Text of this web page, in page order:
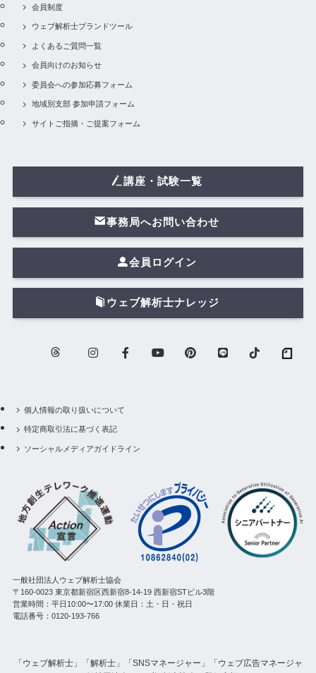
会員制度
ウェブ解析士ブランドツール
よくあるご質問一覧
会員向けのお知らせ
委員会への参加応募フォーム
地域別支部 参加申請フォーム
サイトご指摘・ご提案フォーム
講座・試験一覧
事務局へお問い合わせ
会員ログイン
ウェブ解析士ナレッジ
個人情報の取り扱いについて
特定商取引法に基づく表記
ソーシャルメディアガイドライン
一般社団法人ウェブ解析士協会
〒160-0023 東京都新宿区西新宿8-14-19 西新宿STビル3階
営業時間：平日10:00〜17:00 休業日：土・日・祝日
電話番号：0120-193-766
「ウェブ解析士」「解析士」「SNSマネージャー」「ウェブ広告マネージャ